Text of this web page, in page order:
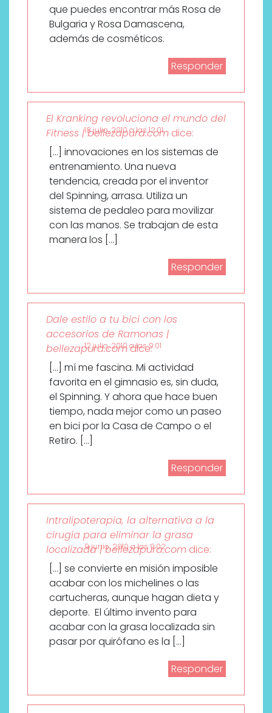
que puedes encontrar más Rosa de
Bulgaria y Rosa Damascena,
además de cosméticos.
Responder
El Kranking revoluciona el mundo del
Fitness | bellezapura.com dice:
18 julio, 2010 a las 12:01
[…] innovaciones en los sistemas de
entrenamiento. Una nueva
tendencia, creada por el inventor
del Spinning, arrasa. Utiliza un
sistema de pedaleo para movilizar
con las manos. Se trabajan de esta
manera los […]
Responder
Dale estilo a tu bici con los
accesorios de Ramonas |
bellezapura.comdice:
12 julio, 2010 a las 9:01
[…] mí me fascina. Mi actividad
favorita en el gimnasio es, sin duda,
el Spinning. Y ahora que hace buen
tiempo, nada mejor como un paseo
en bici por la Casa de Campo o el
Retiro. […]
Responder
Intralipoterapia, la alternativa a la
cirugía para eliminar la grasa
localizada | bellezapura.com dice:
9 junio, 2010 a las 9:02
[…] se convierte en misión imposible
acabar con los michelines o las
cartucheras, aunque hagan dieta y
deporte. El último invento para
acabar con la grasa localizada sin
pasar por quirófano es la […]
Responder